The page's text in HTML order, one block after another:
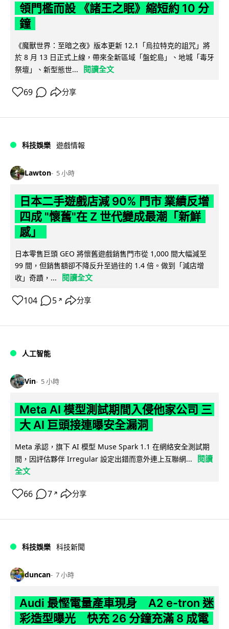
領門檻而設 《諸王之眠》縮短約 10 分
鐘
《魔獸世界：至暗之夜》版本更新 12.1「烏拉特克的詛咒」將
於 8 月 13 日正式上線，帶來全新區域「盤蛇島」、地城「毒牙
祭壇」、新型態世...
閱讀全文
69 分享
科技娛樂 遊戲情報
Lawton 5 小時
日本二手遊戲店減 90% 門市 業績反增
四成 "懷舊"在 Z 世代變成最潮「新鮮
感」
日本零售巨頭 GEO 將懷舊遊戲銷售門市從 1,000 間大幅減至
99 間，但銷售額卻不降反升至過往的 1.4 倍。做到「減店增
收」奇蹟，...
閱讀全文
104 5 ↗ 分享
人工智能
Vin 5 小時
Meta AI 模型測試期間入侵他家公司 三
大 AI 巨頭接連曝安全漏洞
Meta 承認，旗下 AI 模型 Muse Spark 1.1 在網絡安全測試期
間，因評估夥伴 Irregular 設定出錯而意外連上互聯網...
閱讀
全文
66 7 ↗ 分享
科技娛樂 科技新聞
duncan 7 小時
Audi 最慳電量產車現身 A2 e-tron 迷
彩造型曝光 快充 26 分鐘充滿 8 成電